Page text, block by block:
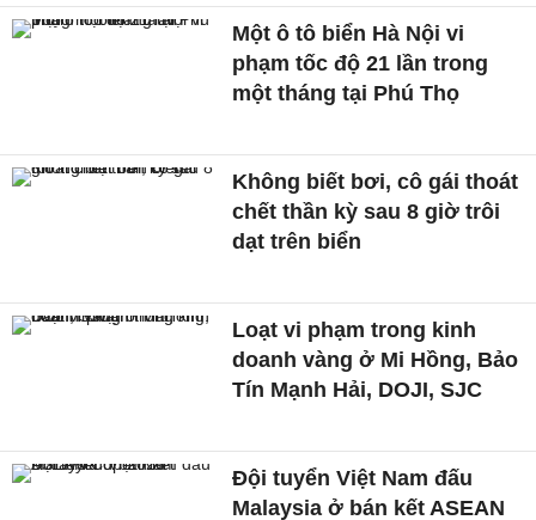
Một ô tô biển Hà Nội vi
phạm tốc độ 21 lần trong
một tháng tại Phú Thọ
Không biết bơi, cô gái thoát
chết thần kỳ sau 8 giờ trôi
dạt trên biển
Loạt vi phạm trong kinh
doanh vàng ở Mi Hồng, Bảo
Tín Mạnh Hải, DOJI, SJC
Đội tuyển Việt Nam đấu
Malaysia ở bán kết ASEAN